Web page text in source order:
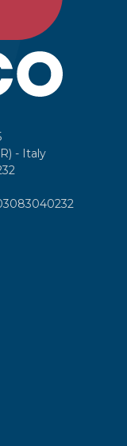
- Italy